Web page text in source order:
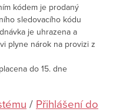
kódem je prodaný
sledovacího kódu
je uhrazena a
plyne nárok na provizi z
do 15. dne
/ Přihlášení do